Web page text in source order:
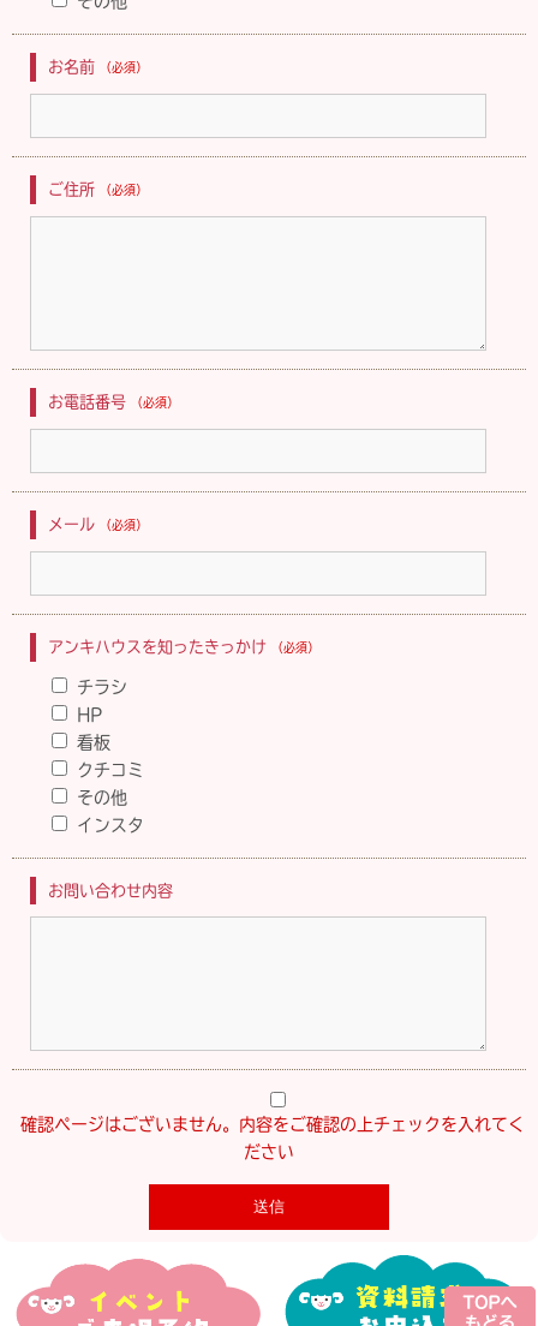
お名前 （必須）
ご住所 （必須）
お電話番号 （必須）
メール （必須）
アンキハウスを知ったきっかけ （必須）
チラシ
HP
看板
クチコミ
その他
インスタ
お問い合わせ内容
確認ページはございません。内容をご確認の上チェックを入れてく
ださい